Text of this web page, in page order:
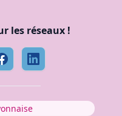
les réseaux !